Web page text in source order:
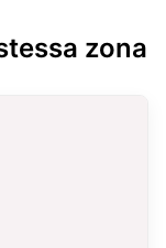
zona